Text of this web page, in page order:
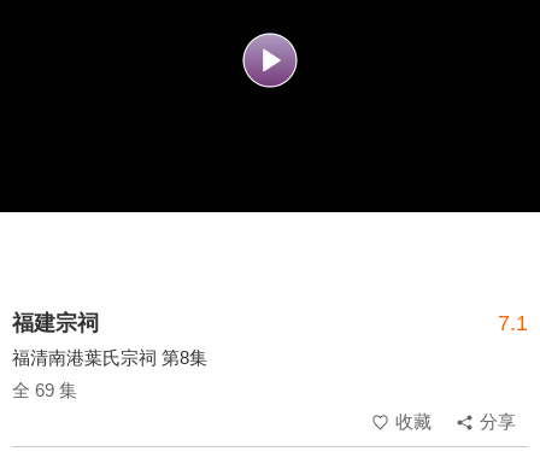
福建宗祠 7.1
福清南港葉氏宗祠 第8集
全 69 集
收藏
分享